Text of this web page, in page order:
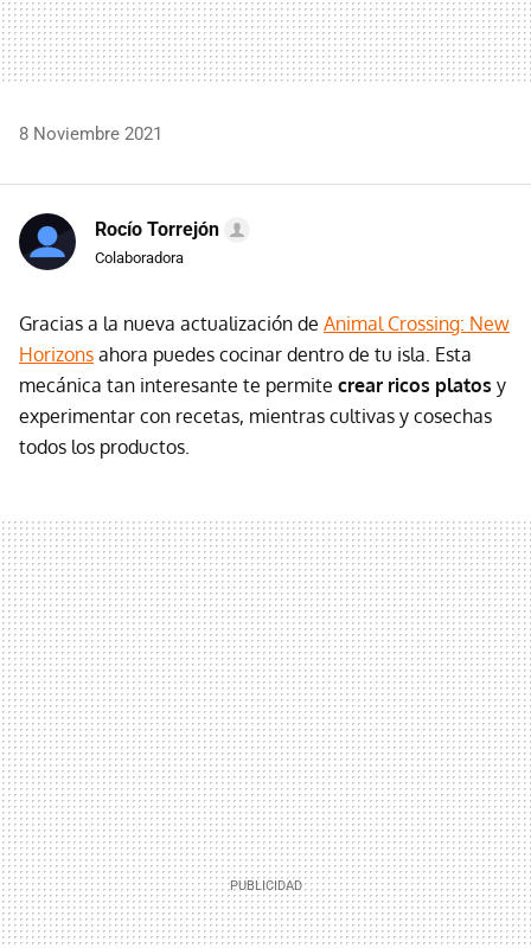
8 Noviembre 2021
Rocío Torrejón
Colaboradora
Gracias a la nueva actualización de Animal Crossing: New
Horizons ahora puedes cocinar dentro de tu isla. Esta
mecánica tan interesante te permite crear ricos platos y
experimentar con recetas, mientras cultivas y cosechas
todos los productos.